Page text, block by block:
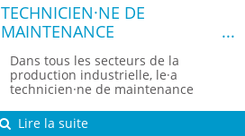
TECHNICIEN·NE DE
MAINTENANCE
Dans tous les secteurs de la
production industrielle, le·a
technicien·ne de maintenance
les dysfonctionnements des
machines.
Lire la suite